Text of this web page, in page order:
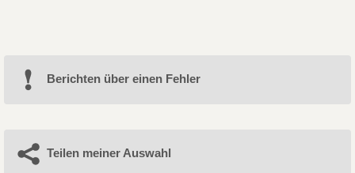
Berichten über einen Fehler
Teilen meiner Auswahl